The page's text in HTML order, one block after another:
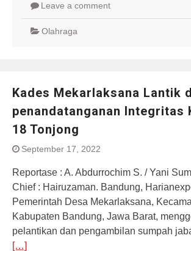
Leave a comment
Olahraga
Kades Mekarlaksana Lantik
penandatanganan Integritas
18 Tonjong
September 17, 2022
Reportase : A. Abdurrochim S. / Yani
Chief : Hairuzaman. Bandung,
Pemerintah Desa Mekarlaksana,
Kabupaten Bandung, Jawa Barat,
pelantikan dan pengambilan sumpah
[…]